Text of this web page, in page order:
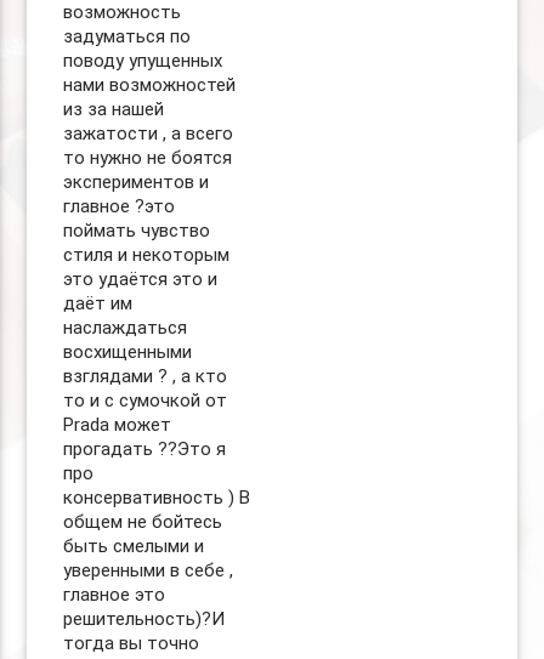
возможность
задуматься по
поводу упущенных
нами возможностей
из за нашей
зажатости , а всего
то нужно не боятся
экспериментов и
главное ?это
поймать чувство
стиля и некоторым
это удаётся это и
даёт им
наслаждаться
восхищенными
взглядами ? , а кто
то и с сумочкой от
Prada может
прогадать ??Это я
про
консервативность ) В
общем не бойтесь
быть смелыми и
уверенными в себе ,
главное это
решительность)?И
тогда вы точно